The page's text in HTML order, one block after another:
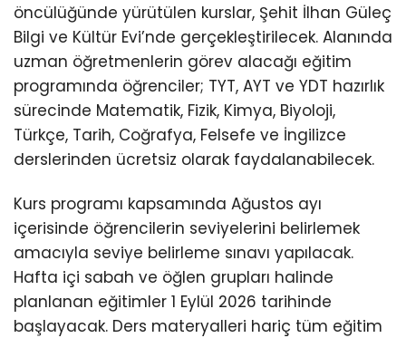
öncülüğünde yürütülen kurslar, Şehit İlhan Güleç
Bilgi ve Kültür Evi’nde gerçekleştirilecek. Alanında
uzman öğretmenlerin görev alacağı eğitim
programında öğrenciler; TYT, AYT ve YDT hazırlık
sürecinde Matematik, Fizik, Kimya, Biyoloji,
Türkçe, Tarih, Coğrafya, Felsefe ve İngilizce
derslerinden ücretsiz olarak faydalanabilecek.
Kurs programı kapsamında Ağustos ayı
içerisinde öğrencilerin seviyelerini belirlemek
amacıyla seviye belirleme sınavı yapılacak.
Hafta içi sabah ve öğlen grupları halinde
planlanan eğitimler 1 Eylül 2026 tarihinde
başlayacak. Ders materyalleri hariç tüm eğitim